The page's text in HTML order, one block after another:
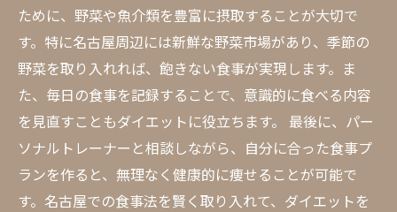
ために、野菜や魚介類を豊富に摂取することが大切で
す。特に名古屋周辺には新鮮な野菜市場があり、季節の
野菜を取り入れれば、飽きない食事が実現します。ま
た、毎日の食事を記録することで、意識的に食べる内容
を見直すこともダイエットに役立ちます。 最後に、パー
ソナルトレーナーと相談しながら、自分に合った食事プ
ランを作ると、無理なく健康的に痩せることが可能で
す。名古屋での食事法を賢く取り入れて、ダイエットを